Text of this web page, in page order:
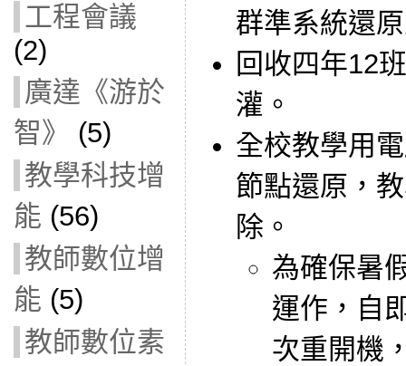
工程會議
(2)
廣達《游於
智》
(5)
教學科技增
能 (56)
教師數位增
能 (5)
教師數位素
群準系統還
回收四年12
灌。
全校教學用
節點還原，
除。
為確保暑
運作，自
次重開機